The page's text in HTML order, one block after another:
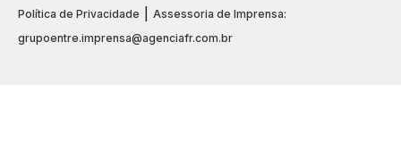
Política de Privacidade
Assessoria de Imprensa:
grupoentre.imprensa@agenciafr.com.br